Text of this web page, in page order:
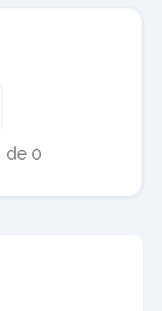
de 0